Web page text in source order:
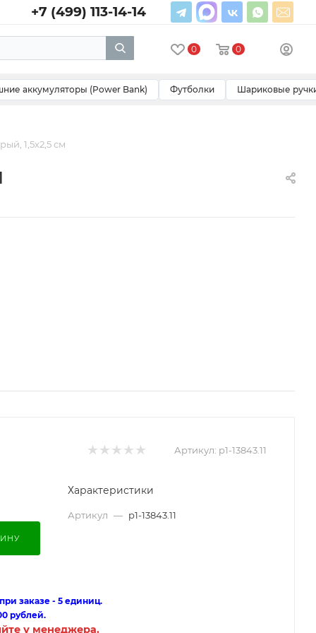
+7 (499) 113-14-14
0 0
аккумуляторы (Power Bank) Футболки Шариковые
1,5х2,5 см
Артикул: p1-13843.11
Характеристики
Артикул — p1-13843.11
заказе - 5 единиц.
рублей.
у менеджера.